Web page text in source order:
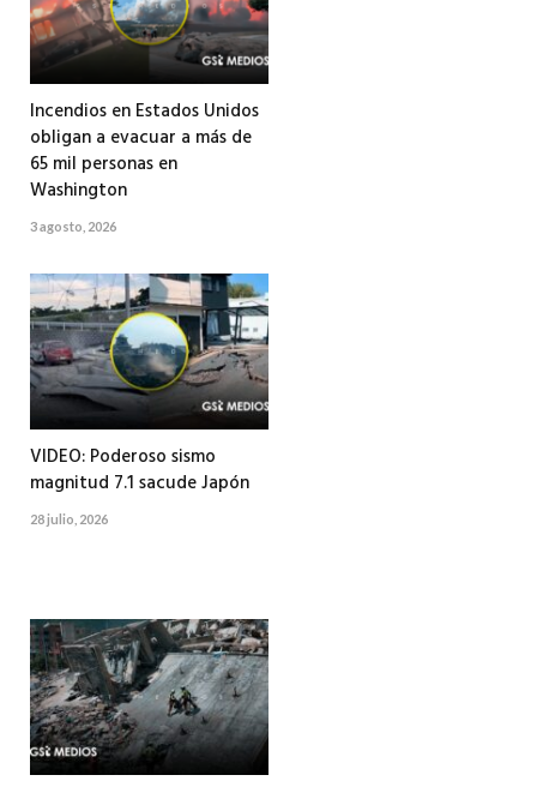
Incendios en Estados Unidos
obligan a evacuar a más de
65 mil personas en
Washington
3 agosto, 2026
VIDEO: Poderoso sismo
magnitud 7.1 sacude Japón
28 julio, 2026